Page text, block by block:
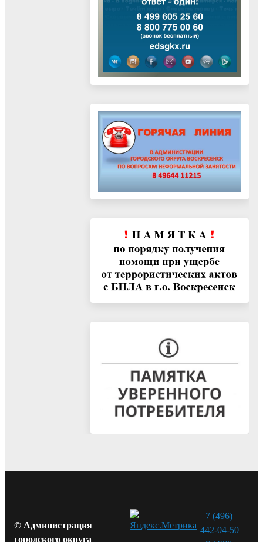
© Администрация
городского округа
+7 (496)
442-04-50